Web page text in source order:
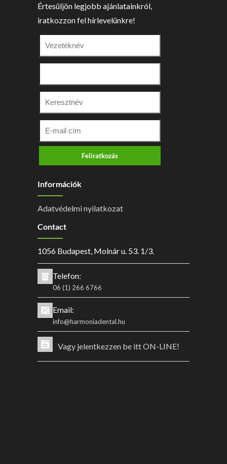
Értesüljön legjobb ajánlatainkról,
iratkozzon fel hírlevelünkre!
Feliratkozás
Információk
Adatvédelmi nyilatkozat
Contact
1056 Budapest, Molnár u. 53. 1/3.
Telefon:
06 (1) 266 6766
Email:
info@harmoniadental.hu
Vagy jelentkezzen be itt ON-LINE!